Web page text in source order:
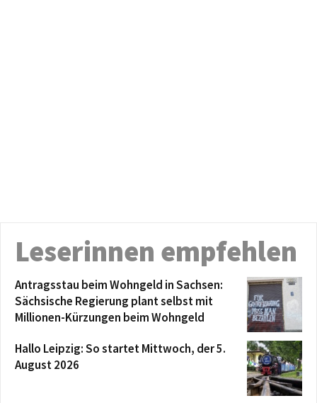
Leserinnen empfehlen
Antragsstau beim Wohngeld in Sachsen:
Sächsische Regierung plant selbst mit
Millionen-Kürzungen beim Wohngeld
Hallo Leipzig: So startet Mittwoch, der 5.
August 2026